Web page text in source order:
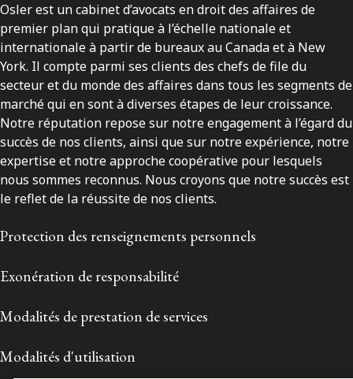
Osler est un cabinet d’avocats en droit des affaires de
premier plan qui pratique à l’échelle nationale et
internationale à partir de bureaux au Canada et à New
York. Il compte parmi ses clients des chefs de file du
secteur et du monde des affaires dans tous les segments de
marché qui en sont à diverses étapes de leur croissance.
Notre réputation repose sur notre engagement à l’égard du
succès de nos clients, ainsi que sur notre expérience, notre
expertise et notre approche coopérative pour lesquels
nous sommes reconnus. Nous croyons que notre succès est
le reflet de la réussite de nos clients.
Protection des renseignements personnels
Exonération de responsabilité
Modalités de prestation de services
Modalités d'utilisation